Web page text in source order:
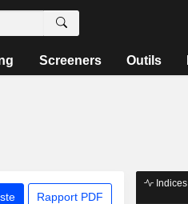
Screeners Outils
Rapport PDF
Indices